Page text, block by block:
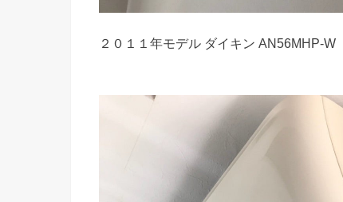
２０１１年モデル ダイキン AN56MHP-W